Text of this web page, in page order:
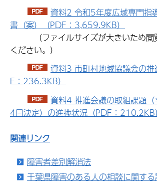
資料2 令和5年度広域専門指
書（案）（PDF：3,659.9KB）
（ファイルサイズが大きいため閲
ください。）
資料3 市町村地域協議会の
F：236.3KB）
資料4 推進会議の取組課題
4日決定）の進捗状況（PDF：210.2KB）
関連リンク
障害者差別解消法
千葉県障害のある人の相談に関す